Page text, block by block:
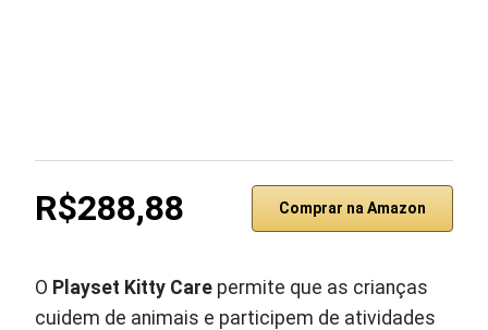
R$288,88 Comprar na Amazon
O Playset Kitty Care permite que as crianças
cuidem de animais e participem de atividades